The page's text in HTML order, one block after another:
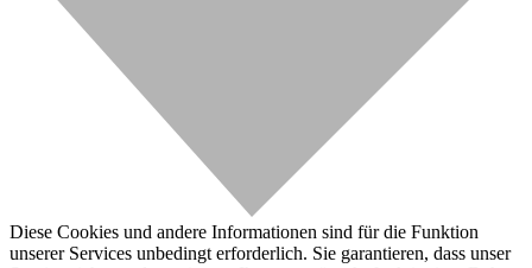
Diese Cookies und andere Informationen sind für die Funktion
unserer Services unbedingt erforderlich. Sie garantieren, dass unser